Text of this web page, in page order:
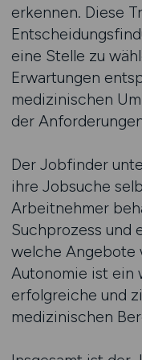
erkennen. Diese
eine Stelle zu
Erwartungen
medizinischen
der
Der Jobfinder
ihre Jobsuche
Arbeitnehmer
Suchprozess und
welche Angebote
Autonomie ist ein
erfolgreiche und
medizinischen